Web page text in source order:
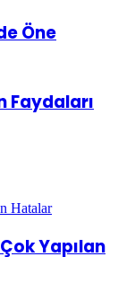
Öne
Faydaları
Yapılan